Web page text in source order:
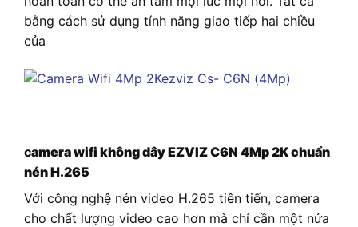
bằng cách sử dụng tính năng giao tiếp hai chiều
của
camera wifi không dây EZVIZ C6N 4Mp 2K chuẩn
nén H.265
Với công nghệ nén video H.265 tiên tiến, camera
cho chất lượng video cao hơn mà chỉ cần một nửa